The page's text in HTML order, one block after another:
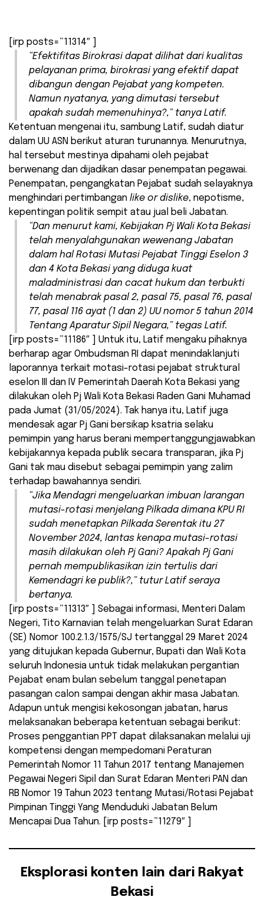
[irp posts=”11314″ ]
“Efektifitas Birokrasi dapat dilihat dari kualitas
pelayanan prima, birokrasi yang efektif dapat
dibangun dengan Pejabat yang kompeten.
Namun nyatanya, yang dimutasi tersebut
apakah sudah memenuhinya?,” tanya Latif.
Ketentuan mengenai itu, sambung Latif, sudah diatur
dalam UU ASN berikut aturan turunannya. Menurutnya,
hal tersebut mestinya dipahami oleh pejabat
berwenang dan dijadikan dasar penempatan pegawai.
Penempatan, pengangkatan Pejabat sudah selayaknya
menghindari pertimbangan like or dislike, nepotisme,
kepentingan politik sempit atau jual beli Jabatan.
“Dan menurut kami, Kebijakan Pj Wali Kota Bekasi
telah menyalahgunakan wewenang Jabatan
dalam hal Rotasi Mutasi Pejabat Tinggi Eselon 3
dan 4 Kota Bekasi yang diduga kuat
maladministrasi dan cacat hukum dan terbukti
telah menabrak pasal 2, pasal 75, pasal 76, pasal
77, pasal 116 ayat (1 dan 2) UU nomor 5 tahun 2014
Tentang Aparatur Sipil Negara,” tegas Latif.
[irp posts=”11186″ ] Untuk itu, Latif mengaku pihaknya
berharap agar Ombudsman RI dapat menindaklanjuti
laporannya terkait motasi-rotasi pejabat struktural
eselon III dan IV Pemerintah Daerah Kota Bekasi yang
dilakukan oleh Pj Wali Kota Bekasi Raden Gani Muhamad
pada Jumat (31/05/2024). Tak hanya itu, Latif juga
mendesak agar Pj Gani bersikap ksatria selaku
pemimpin yang harus berani mempertanggungjawabkan
kebijakannya kepada publik secara transparan, jika Pj
Gani tak mau disebut sebagai pemimpin yang zalim
terhadap bawahannya sendiri.
“Jika Mendagri mengeluarkan imbuan larangan
mutasi-rotasi menjelang Pilkada dimana KPU RI
sudah menetapkan Pilkada Serentak itu 27
November 2024, lantas kenapa mutasi-rotasi
masih dilakukan oleh Pj Gani? Apakah Pj Gani
pernah mempublikasikan izin tertulis dari
Kemendagri ke publik?,” tutur Latif seraya
bertanya.
[irp posts=”11313″ ] Sebagai informasi, Menteri Dalam
Negeri, Tito Karnavian telah mengeluarkan Surat Edaran
(SE) Nomor 100.2.1.3/1575/SJ tertanggal 29 Maret 2024
yang ditujukan kepada Gubernur, Bupati dan Wali Kota
seluruh Indonesia untuk tidak melakukan pergantian
Pejabat enam bulan sebelum tanggal penetapan
pasangan calon sampai dengan akhir masa Jabatan.
Adapun untuk mengisi kekosongan jabatan, harus
melaksanakan beberapa ketentuan sebagai berikut:
Proses penggantian PPT dapat dilaksanakan melalui uji
kompetensi dengan mempedomani Peraturan
Pemerintah Nomor 11 Tahun 2017 tentang Manajemen
Pegawai Negeri Sipil dan Surat Edaran Menteri PAN dan
RB Nomor 19 Tahun 2023 tentang Mutasi/Rotasi Pejabat
Pimpinan Tinggi Yang Menduduki Jabatan Belum
Mencapai Dua Tahun. [irp posts=”11279″ ]
Eksplorasi konten lain dari Rakyat
Bekasi